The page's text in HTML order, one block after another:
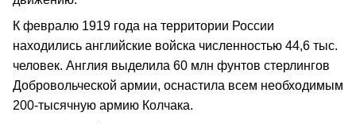
К февралю 1919 года на территории России
находились английские войска численностью 44,6 тыс.
человек. Англия выделила 60 млн фунтов стерлингов
Добровольческой армии, оснастила всем необходимым
200-тысячную армию Колчака.